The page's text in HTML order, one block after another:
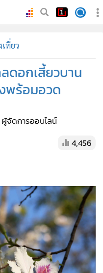
ที่ยว
ดอกเสี้ยวบาน
พร้อมอวด
ผู้จัดการออนไลน์
4,456